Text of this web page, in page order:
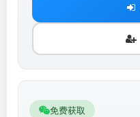
免费获取